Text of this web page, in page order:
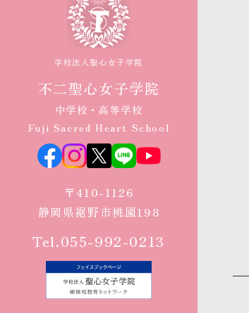
学校法人聖心女子学院
不二聖心女子学院
中学校・高等学校
Fuji Sacred Heart School
〒410-1126
静岡県裾野市桃園198
Tel.055-992-0213